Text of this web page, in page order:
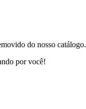
do nosso catálogo.
por você!